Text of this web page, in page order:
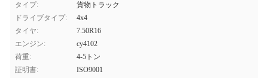
タイプ:
貨物トラック
ドライブタイプ:
4x4
タイヤ:
7.50R16
エンジン:
cy4102
荷重:
4-5トン
証明書:
ISO9001